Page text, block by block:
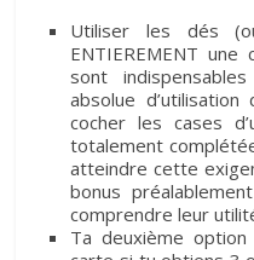
Utiliser les dés
ENTIEREMENT
sont
absolue
cocher les cases
totalement
atteindre cette
bonus
comprendre leur
Ta deuxième